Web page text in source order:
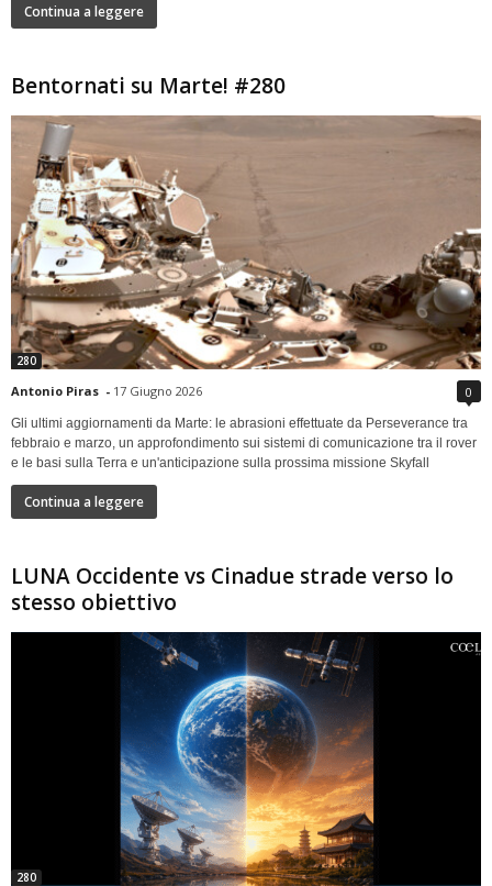
Continua a leggere
Bentornati su Marte! #280
280
Antonio Piras - 17 Giugno 2026 0
Gli ultimi aggiornamenti da Marte: le abrasioni effettuate da Perseverance tra
febbraio e marzo, un approfondimento sui sistemi di comunicazione tra il rover
e le basi sulla Terra e un'anticipazione sulla prossima missione Skyfall
Continua a leggere
LUNA Occidente vs Cinadue strade verso lo
stesso obiettivo
280